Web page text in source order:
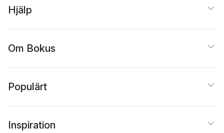
Hjälp
Om Bokus
Populärt
Inspiration